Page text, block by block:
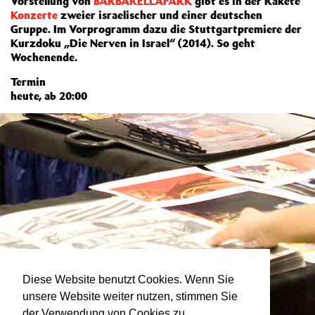
Diese Website benutzt Cookies. Wenn Sie
unsere Website weiter nutzen, stimmen Sie
Konzerte zweier israelischer und einer deutschen
Gruppe. Im Vorprogramm dazu die Stuttgartpremiere der
Kurzdoku „Die Nerven in Israel“ (2014). So geht
Wochenende.
Termin
heute, ab 20:00